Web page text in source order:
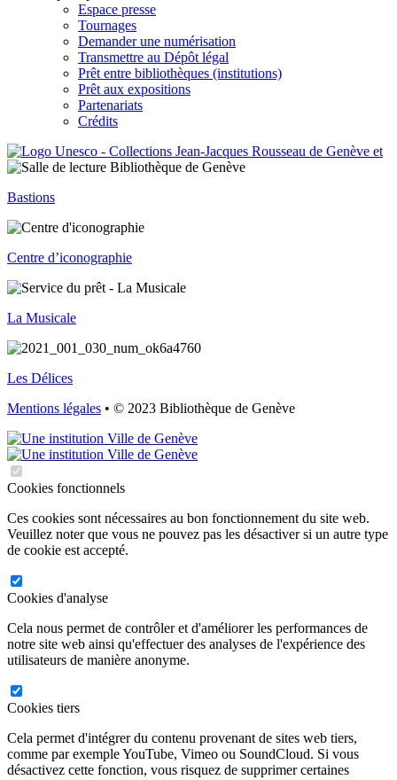
Espace presse
Tournages
Demander une numérisation
Transmettre au Dépôt légal
Prêt entre bibliothèques (institutions)
Prêt aux expositions
Partenariats
Crédits
Bastions
Centre d’iconographie
La Musicale
Les Délices
Mentions légales • © 2023 Bibliothèque de Genève
Cookies fonctionnels
Ces cookies sont nécessaires au bon fonctionnement du site web.
Veuillez noter que vous ne pouvez pas les désactiver si un autre type
de cookie est accepté.
Cookies d'analyse
Cela nous permet de contrôler et d'améliorer les performances de
notre site web ainsi qu'effectuer des analyses de l'expérience des
utilisateurs de manière anonyme.
Cookies tiers
Cela permet d'intégrer du contenu provenant de sites web tiers,
comme par exemple YouTube, Vimeo ou SoundCloud. Si vous
désactivez cette fonction, vous risquez de supprimer certaines